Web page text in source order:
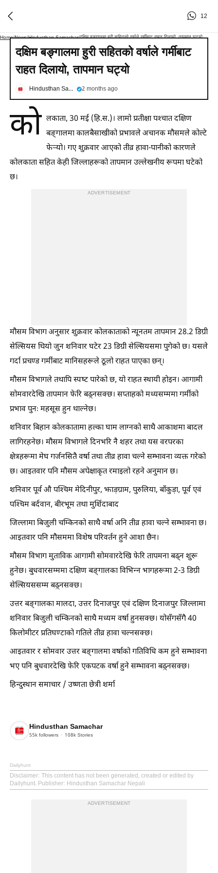
12
Home/News/Hindusthan Samachar/दक्षिम बङ्गालमा हुरी सहितको वर्षाले गर्मीबाट राहत दिलायो, तापमान घट्यो
दक्षिम बङ्गालमा हुरी सहितको वर्षाले गर्मीबाट
राहत दिलायो, तापमान घट्यो
Hindusthan Samachar 2 months ago
को लकाता, 30 मई (हि.स.)। लामो प्रतीक्षा पश्चात दक्षिण
बङ्गालमा कालबैसाखीको प्रभावले अचानक मौसमले कोल्टे
फेऱ्यो। गए शुक्रवार आएको तीव्र हावा-पानीको कारणले
कोलकाता सहित केही जिल्लाहरूको तापमान उल्लेखनीय रूपमा घटेको
छ।
ADVERTISEMENT
मौसम विभाग अनुसार शुक्रवार कोलकाताको न्यूनतम तापमान 28.2 डिग्री
सेल्सियस थियो जुन शनिवार घटेर 23 डिग्री सेल्सियसमा पुगेको छ। यसले
गर्दा प्रचण्ड गर्मीबाट मानिसहरूले ठूलो राहत पाएका छन्।
मौसम विभागले तथापि स्पष्ट पारेको छ, यो राहत स्थायी होइन। आगामी
सोमवारदेखि तापमान फेरि बढ़्नसक्छ। सप्ताहको मध्यसम्ममा गर्मीको
प्रभाव पुनः महसूस हुन थाल्नेछ।
शनिवार बिहान कोलकातामा हल्का घाम लाग्नको साथै आकाशमा बादल
लागिरहनेछ। मौसम विभागले दिनभरि नै शहर तथा यस वरपरका
क्षेत्रहरूमा मेघ गर्जनसितै वर्षा तथा तीव्र हावा चल्ने सम्भावना व्यक्त गरेको
छ। आइतवार पनि मौसम अपेक्षाकृत रमाइलो रहने अनुमान छ।
शनिवार पूर्व औ पश्चिम मेदिनीपुर, झाड़ग्राम, पुरुलिया, बाँकुड़ा, पूर्व एवं
पश्चिम बर्दवान, बीरभूम तथा मुर्शिदाबाद
जिल्लामा बिजुली चम्किनको साथै वर्षा अनि तीव्र हावा चल्ने सम्भावना छ।
आइतवार पनि मौसममा विशेष परिवर्तन हुने आशा छैन।
मौसम विभाग मुताविक आगामी सोमवारदेखि फेरि तापमना बढ्न शुरू
हुनेछ। बुधवारसम्ममा दक्षिण बङ्गालका विभिन्न भागहरूमा 2-3 डिग्री
सेल्सियससम्म बढ़्नसक्छ।
उत्तर बङ्गालका मालदा, उत्तर दिनाजपुर एवं दक्षिण दिनाजपुर जिल्लामा
शनिवार बिजुली चम्किनको साथै मध्यम वर्षा हुनसक्छ। योसँगसँगै 40
किलोमीटर प्रतिघण्टाको गतिले तीव्र हावा चल्नसक्छ।
आइतवार र सोमवार उत्तर बङ्गालमा वर्षाको गतिविधि कम हुने सम्भावना
भए पनि बुधवारदेखि फेरि एकपटक वर्षा हुने सम्भावना बढ़्नसक्छ।
हिन्दुस्थान समाचार / उष्णता छेत्री शर्मा
Hindusthan Samachar
55k followers 108k Stories
Dailyhunt
Disclaimer: This content has not been generated, created or edited by
Dailyhunt. Publisher: Hindusthan Samachar Nepali
ADVERTISEMENT